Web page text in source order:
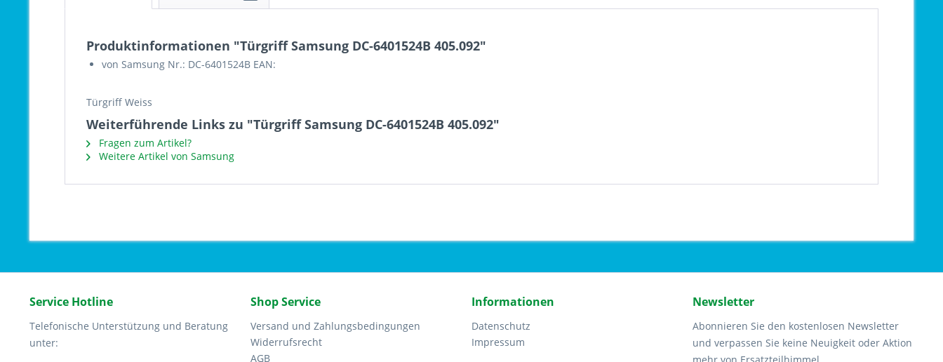
Produktinformationen "Türgriff Samsung DC-6401524B 405.092"
von Samsung Nr.: DC-6401524B EAN:
Türgriff Weiss
Weiterführende Links zu "Türgriff Samsung DC-6401524B 405.092"
Fragen zum Artikel?
Weitere Artikel von Samsung
Service Hotline
Telefonische Unterstützung und Beratung
unter:
Shop Service
Versand und Zahlungsbedingungen
Widerrufsrecht
AGB
Informationen
Datenschutz
Impressum
Newsletter
Abonnieren Sie den kostenlosen Newsletter
und verpassen Sie keine Neuigkeit oder Aktion